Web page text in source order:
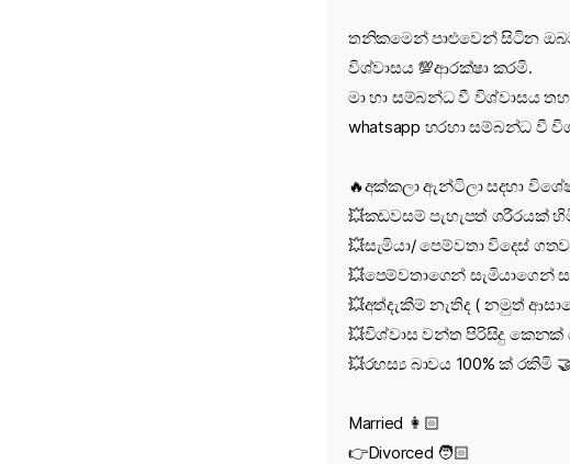
තනිකමෙන් පාළුවෙන් සිටින
විශ්වාසය 💯ආරක්ෂා කරමි.
මා හා සම්බන්ධ වී විශ්වාසය
whatsapp හරහා සම්බන්ධ වී
🔥අක්කලා ඇන්ටිලා සදහා
💥කඩවසම් පැහැපත් ශරීරයක්
💥සැමියා/ පෙම්වතා විදෙස් ගතව
💥පෙම්වතාගෙන් සැමියාගෙන්
💥අත්දැකීම් නැතිද ( නමුත්
💥විශ්වාස වන්ත පිරිසිදු කෙනක්
💥රහස්‍ය බාවය 100% ක් රකිමි
Married 👩🏻
👉Divorced 🧑🏻